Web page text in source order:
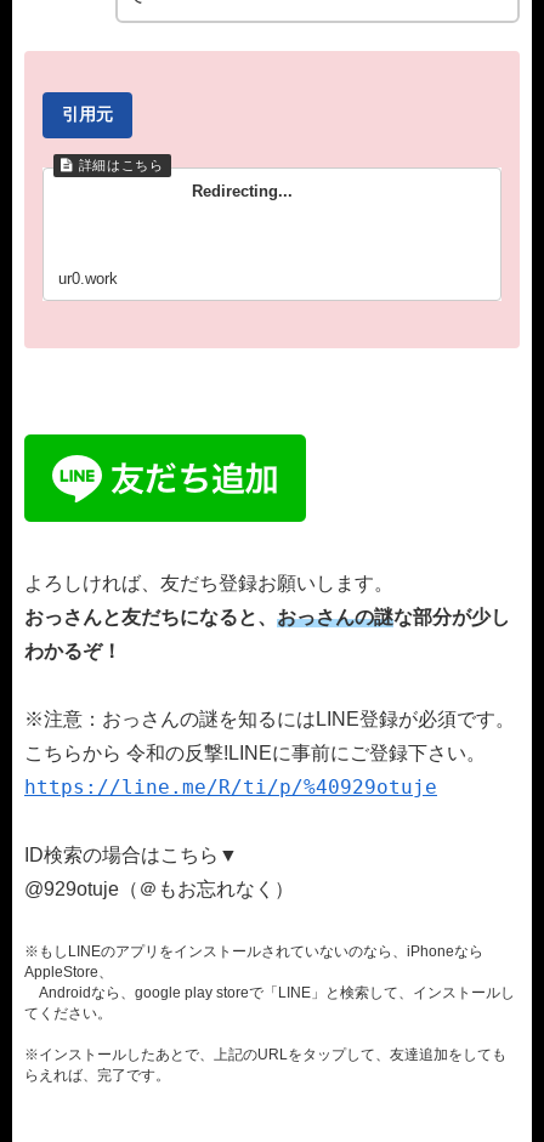
引用元
Redirecting...
ur0.work
よろしければ、友だち登録お願いします。
おっさんと友だちになると、 おっさんの謎な部分が少し
わかるぞ！
※注意：おっさんの謎を知るにはLINE登録が必須です。
こちらから 令和の反撃!LINEに事前にご登録下さい。
https://line.me/R/ti/p/%40929otuje
ID検索の場合はこちら▼
@929otuje（＠もお忘れなく）
※もしLINEのアプリをインストールされていないのなら、iPhoneなら
AppleStore、
Androidなら、google play storeで「LINE」と検索して、インストールし
てください。
※インストールしたあとで、上記のURLをタップして、友達追加をしても
らえれば、完了です。